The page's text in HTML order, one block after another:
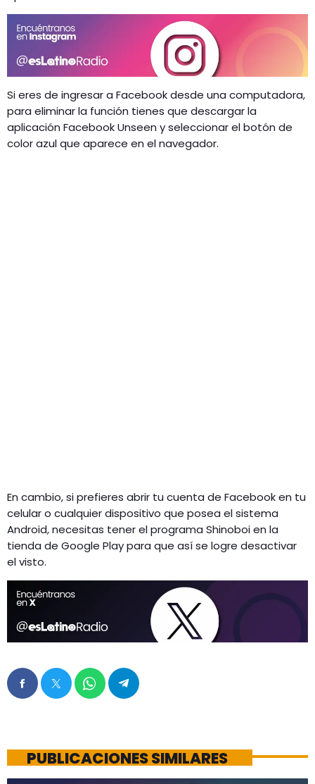
Si eres de ingresar a Facebook desde una computadora,
para eliminar la función tienes que descargar la
aplicación Facebook Unseen y seleccionar el botón de
color azul que aparece en el navegador.
En cambio, si prefieres abrir tu cuenta de Facebook en tu
celular o cualquier dispositivo que posea el sistema
Android, necesitas tener el programa Shinoboi en la
tienda de Google Play para que así se logre desactivar
el visto.
PUBLICACIONES SIMILARES